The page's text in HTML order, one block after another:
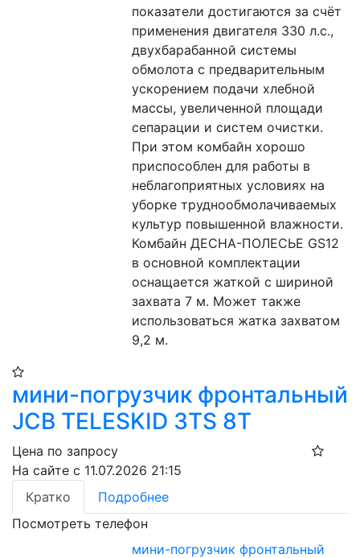
показатели достигаются за счёт
применения двигателя 330 л.с.,
двухбарабанной системы
обмолота с предварительным
ускорением подачи хлебной
массы, увеличенной площади
сепарации и систем очистки.
При этом комбайн хорошо
приспособлен для работы в
неблагоприятных условиях на
уборке труднообмолачиваемых
культур повышенной влажности.
Комбайн ДЕСНА-ПОЛЕСЬЕ GS12
в основной комплектации
оснащается жаткой с шириной
захвата 7 м. Может также
использоваться жатка захватом
9,2 м.
мини-погрузчик фронтальный
JCB TELESKID 3TS 8T
Цена по запросу
На сайте с 11.07.2026 21:15
Кратко
Подробнее
Посмотреть телефон
мини-погрузчик фронтальный